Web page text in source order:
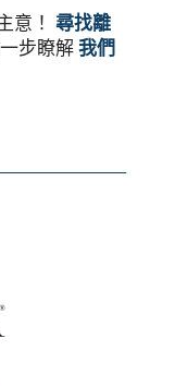
意！ 尋找離
步瞭解我們